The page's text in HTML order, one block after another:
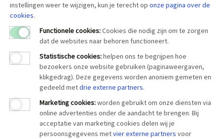
instellingen weer te wijzigen, kun je terecht op onze pagina overde
cookies.
Functionele cookies:Cookies die nodig zijn om te zorgen
dat de websites naar behoren functioneert.
Statistische cookies:helpen ons te begrijpen hoe
bezoekers onze website gebruiken (paginaweergaven,
klikgedrag). Deze gegevens worden anoniem gemeten en
gedeeld metdrie externe partners.
Marketing cookies:worden gebruikt om onze diensten via
online advertenties onder de aandacht te brengen. Bij
acceptatie van marketing cookies delen wij je
persoonsgegevens metvier externe partners voor